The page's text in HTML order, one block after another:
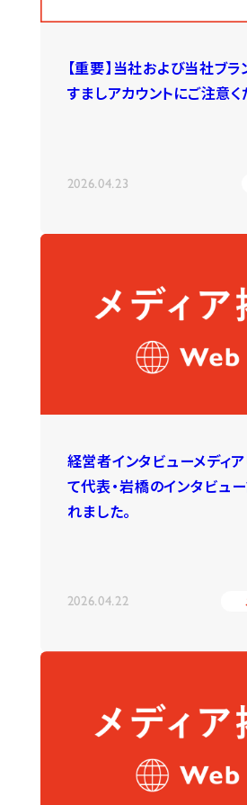
【重要】当社および当社ブラ
すましアカウントにご注意く
2026.04.23
経営者インタビューメディア
て代表・岩橋のインタビュ
れました。
2026.04.22